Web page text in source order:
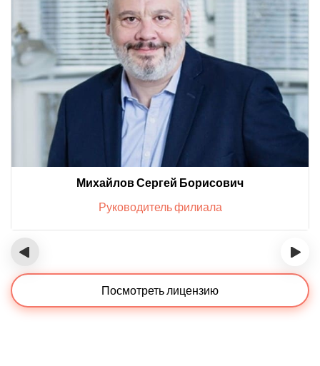
Михайлов Сергей Борисович
Руководитель филиала
‹ ›
Посмотреть лицензию